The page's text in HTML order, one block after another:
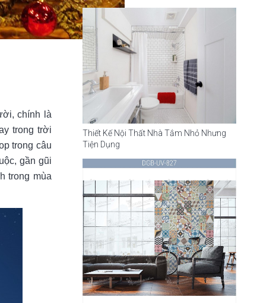
chính là
trong trời
trong câu
gần gũi
trong mùa
Thiết Kế Nội Thất Nhà Tắm Nhỏ Nhưng
Tiện Dụng